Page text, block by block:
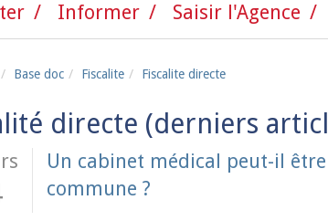
Informer Saisir l'Agence
Base doc Fiscalite Fiscalite directe
directe
Un cabinet médical peut-il
commune ?